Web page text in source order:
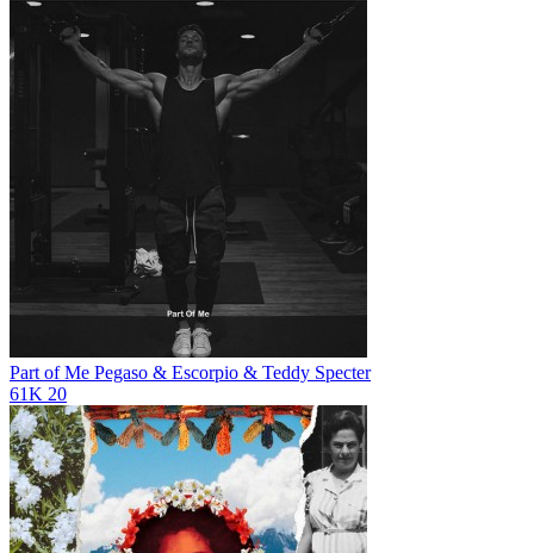
Part of Me Pegaso & Escorpio & Teddy Specter
61K 20